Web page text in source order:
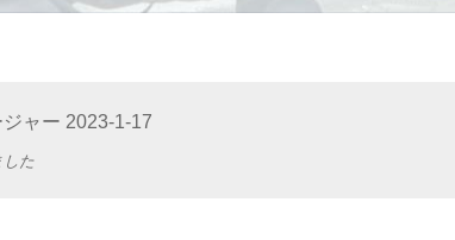
ャー 2023-1-17
した